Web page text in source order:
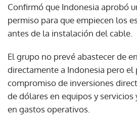
Confirmó que Indonesia aprobó
permiso para que empiecen los
antes de la instalación del cable.
El grupo no prevé abastecer de
directamente a Indonesia pero el
compromiso de inversiones
de dólares en equipos y servicios
en gastos operativos.